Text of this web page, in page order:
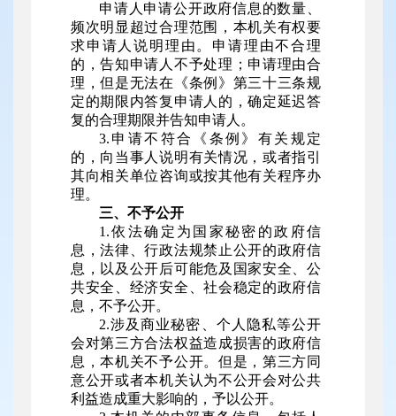
申请人申请公开政府信息的数量、
频次明显超过合理范围，本机关有权要
求申请人说明理由。申请理由不合理
的，告知申请人不予处理；申请理由合
理，但是无法在《条例》第三十三条规
定的期限内答复申请人的，确定延迟答
复的合理期限并告知申请人。
3.申请不符合《条例》有关规定
的，向当事人说明有关情况，或者指引
其向相关单位咨询或按其他有关程序办
理。
三、不予公开
1.依法确定为国家秘密的政府信
息，法律、行政法规禁止公开的政府信
息，以及公开后可能危及国家安全、公
共安全、经济安全、社会稳定的政府信
息，不予公开。
2.涉及商业秘密、个人隐私等公开
会对第三方合法权益造成损害的政府信
息，本机关不予公开。但是，第三方同
意公开或者本机关认为不公开会对公共
利益造成重大影响的，予以公开。